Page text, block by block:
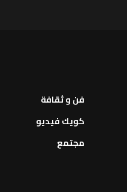
فن و ثقافة
كويك فيديو
مجتمع